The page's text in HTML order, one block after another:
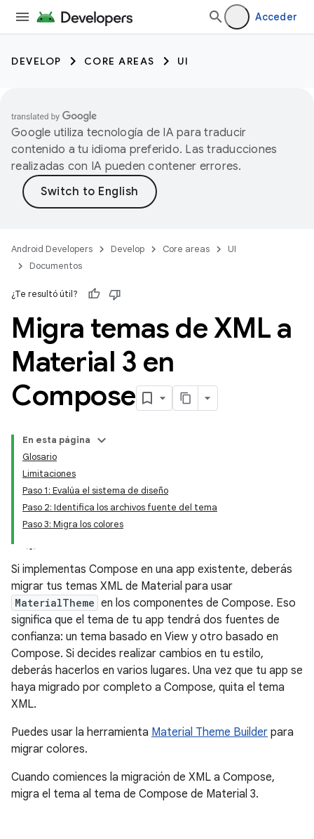
Acceder
DEVELOP CORE AREAS UI
Google utiliza tecnología de IA para traducir
contenido a tu idioma preferido. Las traducciones
realizadas con IA pueden contener errores.
Android Developers Develop Core areas
UI
Documentos
¿Te resultó útil?
Migra temas de XML a
Material 3 en
Compose
En esta página
Glosario
Limitaciones
Paso 1: Evalúa el sistema de diseño
Paso 2: Identifica los archivos fuente del tema
Paso 3: Migra los colores
Si implementas Compose en una app existente, deberás
migrar tus temas XML de Material para usar
MaterialTheme en los componentes de Compose. Eso
significa que el tema de tu app tendrá dos fuentes de
confianza: un tema basado en View y otro basado en
Compose. Si decides realizar cambios en tu estilo,
deberás hacerlos en varios lugares. Una vez que tu app se
haya migrado por completo a Compose, quita el tema
XML.
Puedes usar la herramienta Material Theme Builder para
migrar colores.
Cuando comiences la migración de XML a Compose,
migra el tema al tema de Compose de Material 3.